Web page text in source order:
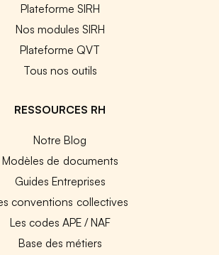
Plateforme SIRH
Nos modules SIRH
Plateforme QVT
Tous nos outils
RESSOURCES RH
Notre Blog
Modèles de documents
Guides Entreprises
conventions collectives
Les codes APE / NAF
Base des métiers